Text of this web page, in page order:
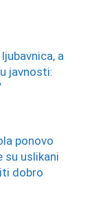
a
javnosti:
ponovo
su uslikani
dobro